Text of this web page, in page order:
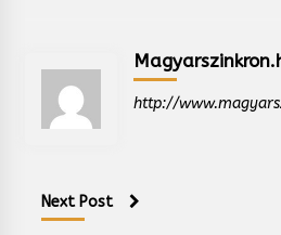
http://
Next Post